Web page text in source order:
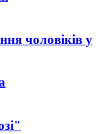
чоловіків у